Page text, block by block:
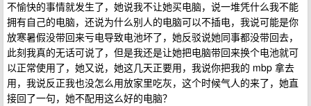
不愉快的事情就发生了，她说我不让她买电脑，说一堆凭什么我不能
拥有自己的电脑，还说为什么别人的电脑可以不插电，我说可能是你
放寒暑假没带回来亏电导致电池坏了，她反驳说她同事都没带回去，
此刻我真的无话可说了，但是我还是让她把电脑带回来换个电池就可
以正常使用了，她又说，她这几天正要用，我说你把我的 mbp 拿去
用，我说反正我也没怎么用放家里吃灰，这个时候气人的来了，她直
接回了一句，她不配用这么好的电脑？